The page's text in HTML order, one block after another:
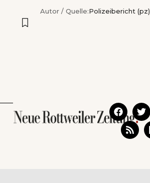
Autor / Quelle:Polizeibericht (pz)